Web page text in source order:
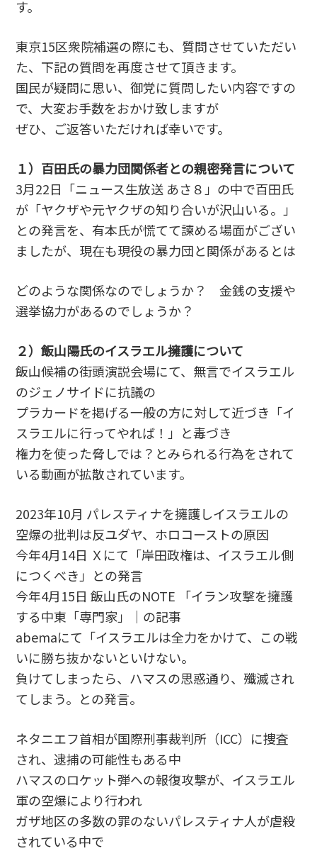
す。
東京15区衆院補選の際にも、質問させていただい
た、下記の質問を再度させて頂きます。
国民が疑問に思い、御党に質問したい内容ですの
で、大変お手数をおかけ致しますが
ぜひ、ご返答いただければ幸いです。
１）百田氏の暴力団関係者との親密発言について
3月22日「ニュース生放送 あさ８」の中で百田氏
が「ヤクザや元ヤクザの知り合いが沢山いる。」
との発言を、有本氏が慌てて諫める場面がござい
ましたが、現在も現役の暴力団と関係があるとは
どのような関係なのでしょうか？ 金銭の支援や
選挙協力があるのでしょうか？
２）飯山陽氏のイスラエル擁護について
飯山候補の街頭演説会場にて、無言でイスラエル
のジェノサイドに抗議の
プラカードを掲げる一般の方に対して近づき「イ
スラエルに行ってやれば！」と毒づき
権力を使った脅しでは？とみられる行為をされて
いる動画が拡散されています。
2023年10月 パレスティナを擁護しイスラエルの
空爆の批判は反ユダヤ、ホロコーストの原因
今年4月14日 Ｘにて「岸田政権は、イスラエル側
につくべき」との発言
今年4月15日 飯山氏のNOTE 「イラン攻撃を擁護
する中東「専門家」｜の記事
abemaにて「イスラエルは全力をかけて、この戦
いに勝ち抜かないといけない。
負けてしまったら、ハマスの思惑通り、殲滅され
てしまう。との発言。
ネタニエフ首相が国際刑事裁判所（ICC）に捜査
され、逮捕の可能性もある中
ハマスのロケット弾への報復攻撃が、イスラエル
軍の空爆により行われ
ガザ地区の多数の罪のないパレスティナ人が虐殺
されている中で